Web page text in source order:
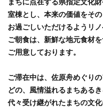
室棟とし、本来の価値をそ
お過ごしいただけるようリ
ご朝食は、新鮮な地元食材
ご用意しております。
ご滞在中は、佐原舟めぐり
どの、風情溢れるまちある
代々受け継がれたまちの文